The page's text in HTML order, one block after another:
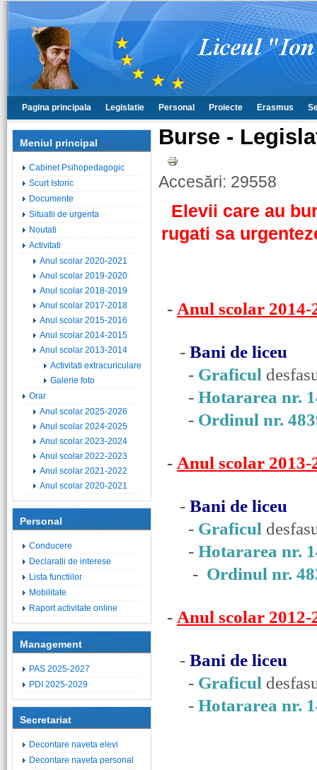
Pagina principala Legislatie Personal Proiecte Erasmus
Meniul principal
Cabinet Psihopedagogic
Scurt Istoric
Documente
Situatii de urgenta
Noutati
Activitati
Anul scolar 2020-2021
Anul scolar 2019-2020
Anul scolar 2018-2019
Anul scolar 2017-2018
Anul scolar 2015-2016
Anul scolar 2014-2015
Anul scolar 2013-2014
Activitati extracuriculare
Galerie foto
Orar
Anul scolar 2025-2026
Anul scolar 2024-2025
Anul scolar 2023-2024
Anul scolar 2022-2023
Anul scolar 2021-2022
Anul scolar 2020-2021
Personal
Conducere
Declaratii de interese
Lista functiilor
Mobilitate
Raport activitate online
Management
PAS 2025-2027
PDI 2025-2029
Secretariat
Decontare naveta elevi
Decontare naveta personal
Burse -
Accesări: 29558
Elevii care au
rugati sa
- Anul scolar 2014-
- Bani de liceu
- Graficul
- Hotararea nr.
- Ordinul nr.
- Anul scolar 2013-
- Bani de liceu
- Graficul
- Hotararea nr.
- Ordinul nr.
- Anul scolar 2012-
- Bani de liceu
- Graficul
- Hotararea nr.